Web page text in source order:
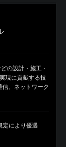
の設計・施工・
現に貢献する技
、ネットワーク
定により優遇